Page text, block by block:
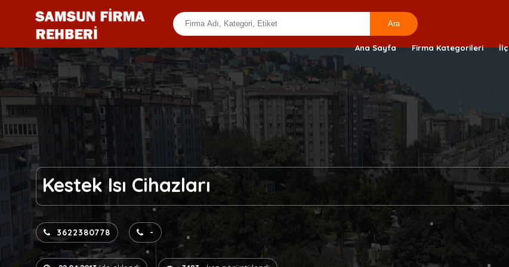
Ana Sayfa Firma Kategorileri
Kestek Isı Cihazları
3622380778 -